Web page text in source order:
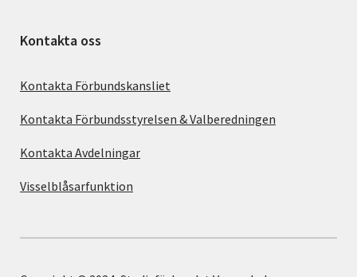
Kontakta oss
Kontakta Förbundskansliet
Kontakta Förbundsstyrelsen & Valberedningen
Kontakta Avdelningar
Visselblåsarfunktion